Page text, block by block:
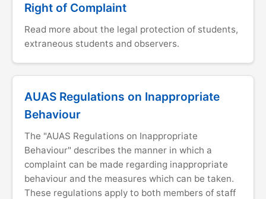
Right of Complaint
Read more about the legal protection of students,
extraneous students and observers.
AUAS Regulations on Inappropriate
Behaviour
The "AUAS Regulations on Inappropriate
Behaviour" describes the manner in which a
complaint can be made regarding inappropriate
behaviour and the measures which can be taken.
These regulations apply to both members of staff